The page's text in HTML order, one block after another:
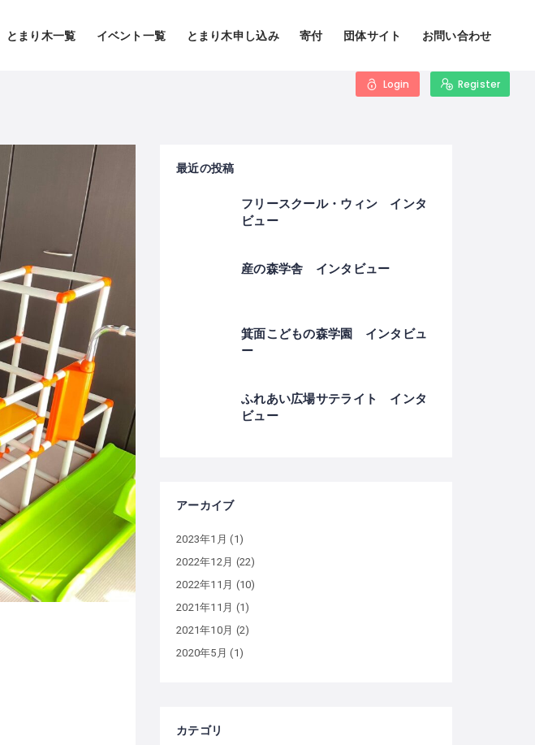
とまり木一覧 イベント一覧 とまり木申し込み 寄付 団体サイト お問い合わせ
Login Register
最近の投稿
フリースクール・ウィン インタ
ビュー
産の森学舎 インタビュー
箕面こどもの森学園 インタビュ
ー
ふれあい広場サテライト インタ
ビュー
アーカイブ
2023年1月 (1)
2022年12月 (22)
2022年11月 (10)
2021年11月 (1)
2021年10月 (2)
2020年5月 (1)
カテゴリ